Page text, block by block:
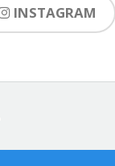
INSTAGRAM